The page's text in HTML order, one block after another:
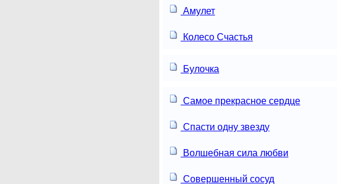
Амулет
Колесо Счастья
Булочка
Самое прекрасное сердце
Спасти одну звезду
Волшебная сила любви
Совершенный сосуд